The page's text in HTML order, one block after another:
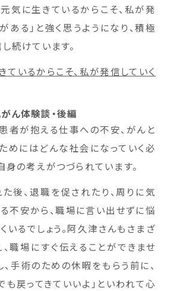
気に生きているからこそ、私が発
ある」と強く思うようになり、積極
続けています。
ているからこそ、私が発信していく
ん体験談・後編
者が抱える仕事への不安、がんと
めにはどんな社会になっていく必
身の考えがつづられています。
後、退職を促されたり、周りに気
不安から、職場に言い出せずに悩
いるでしょう。阿久津さんもさまざ
職場にすぐ伝えることができませ
、手術のための休暇をもらう前に、
も戻ってきていいよ」といわれて心